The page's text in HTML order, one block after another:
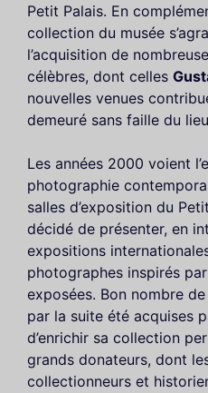
Petit Palais. En
collection du musée
l’acquisition de
célèbres, dont celles
nouvelles venues
demeuré sans faille du
Les années 2000 voient
photographie
salles d’exposition du
décidé de présenter, en
expositions
photographes inspirés
exposées. Bon nombre
par la suite été acquises
d’enrichir sa collection
grands donateurs, dont
collectionneurs et